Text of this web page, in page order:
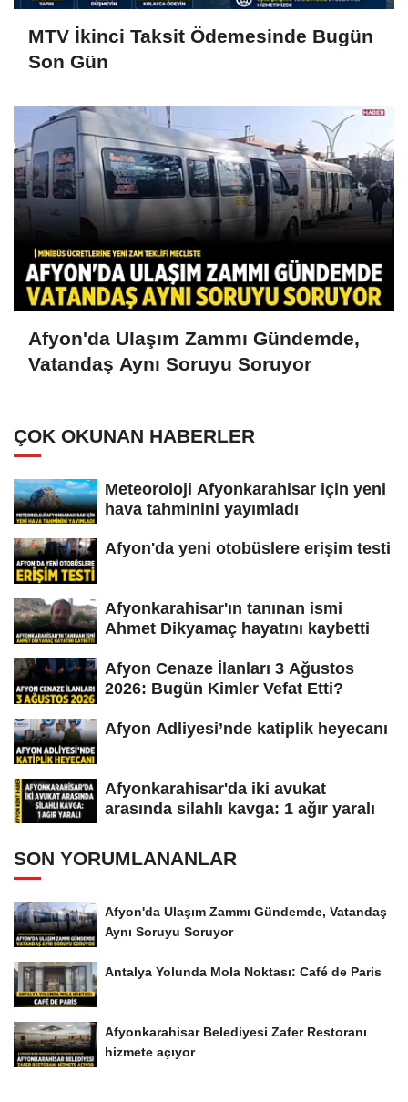
MTV İkinci Taksit Ödemesinde Bugün
Son Gün
Afyon'da Ulaşım Zammı Gündemde,
Vatandaş Aynı Soruyu Soruyor
ÇOK OKUNAN HABERLER
Meteoroloji Afyonkarahisar için yeni
hava tahminini yayımladı
Afyon'da yeni otobüslere erişim testi
Afyonkarahisar'ın tanınan ismi
Ahmet Dikyamaç hayatını kaybetti
Afyon Cenaze İlanları 3 Ağustos
2026: Bugün Kimler Vefat Etti?
Afyon Adliyesi’nde katiplik heyecanı
Afyonkarahisar'da iki avukat
arasında silahlı kavga: 1 ağır yaralı
SON YORUMLANANLAR
Afyon'da Ulaşım Zammı Gündemde, Vatandaş
Aynı Soruyu Soruyor
Antalya Yolunda Mola Noktası: Café de Paris
Afyonkarahisar Belediyesi Zafer Restoranı
hizmete açıyor